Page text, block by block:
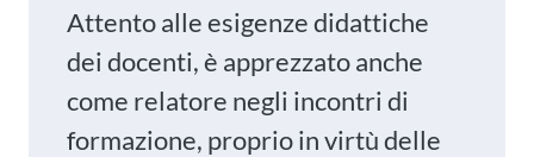
Attento alle esigenze didattiche
dei docenti, è apprezzato anche
come relatore negli incontri di
formazione, proprio in virtù delle